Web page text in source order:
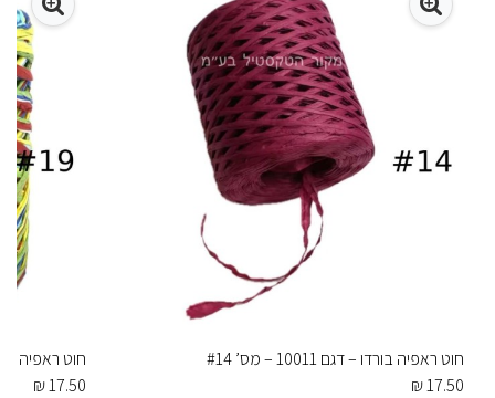
חוט ראפיה בורדו – דגם 10011 – מס’ #14
17.50 ₪
חוט ראפיה צבעוני
17.50 ₪